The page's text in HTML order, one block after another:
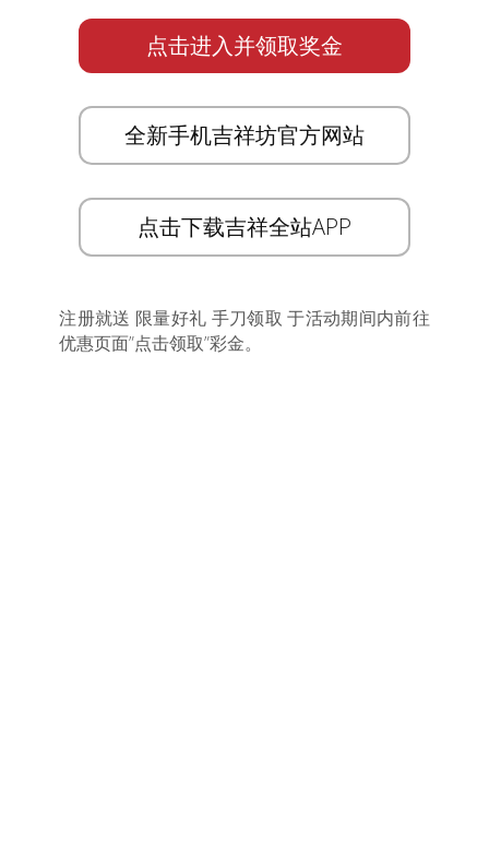
点击进入并领取奖金
全新手机吉祥坊官方网站
点击下载吉祥全站APP
注册就送 限量好礼 手刀领取 于活动期间内前往
优惠页面”点击领取”彩金。